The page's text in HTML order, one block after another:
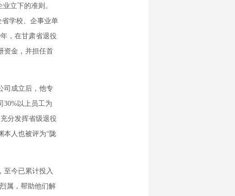
立下的准则。
省学校、企事业单
，在甘肃省退役
资金，并担任首
司成立后，他专
30%以上员工为
分发挥省级退役
本人也被评为“陇
今已累计投入
属，帮助他们解